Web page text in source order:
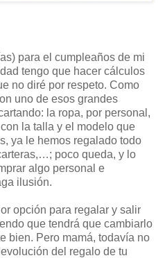
para el cumpleaños de mi
tengo que hacer cálculos
no diré por respeto. Como
uno de esos grandes
la ropa, por personal,
la talla y el modelo que
ya le hemos regalado todo
poco queda, y lo
algo personal e
ilusión.
opción para regalar y salir
que tendrá que cambiarlo
bien. Pero mamá, todavía no
del regalo de tu